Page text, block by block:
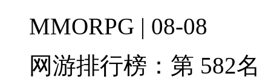
MMORPG | 08-08
网游排行榜： 第 582名